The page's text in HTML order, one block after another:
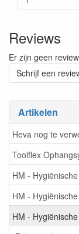
Artikelen
Heva nog te
Toolflex
HM -
HM -
HM -
Reviews
Er zijn geen
Schrijf een